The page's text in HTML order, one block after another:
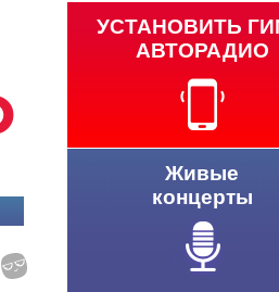
УСТАНОВИТЬ
АВТОРАДИО
Живые
концерты